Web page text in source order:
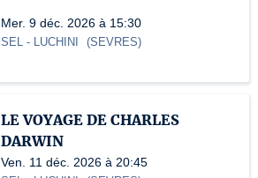
Mer. 9 déc. 2026 à 15:30
SEL - LUCHINI (SEVRES)
LE VOYAGE DE CHARLES
DARWIN
Ven. 11 déc. 2026 à 20:45